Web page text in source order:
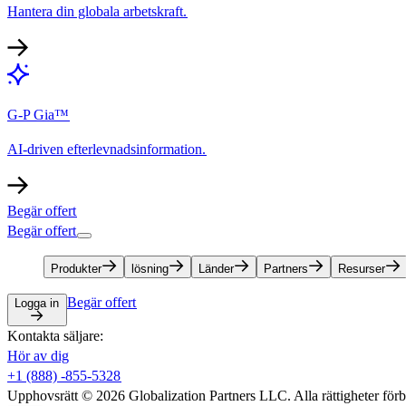
Hantera din globala arbetskraft.​​
G-P Gia™​​
AI-driven efterlevnadsinformation.​​
Begär offert​​
Begär offert​​
Produkter​​ lösning​​ Länder​​ Partners​​ Resurser​​
Logga in​​ Begär offert​​
Kontakta säljare:​​
Hör av dig​​
+1 (888) -855-5328​​
Upphovsrätt © 2026 Globalization Partners LLC. Alla rättigheter